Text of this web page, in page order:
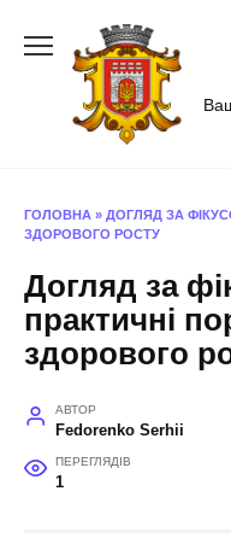
ГОЛОВНА » ДОГЛЯД ЗА
ЗДОРОВОГО РОСТУ
Догляд за
практичні
здорового
АВТОР
Fedorenko Serhii
ПЕРЕГЛЯДІВ
1